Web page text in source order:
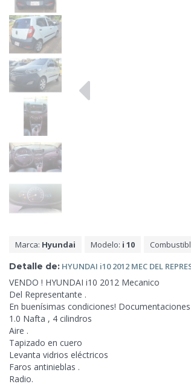
Marca: Hyundai Modelo: i 10
Detalle de: HYUNDAI i10 2012 MEC DEL
VENDO ! HYUNDAI i10 2012 Mecanico
Del Representante .
En buenísimas condiciones!
1.0 Nafta , 4 cilindros
Aire .
Tapizado en cuero
Levanta vidrios eléctricos
Faros antinieblas .
Radio.